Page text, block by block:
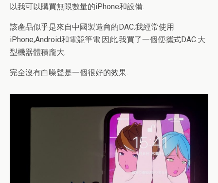
以我可以購買無限數量的iPhone和設備.
該產品似乎是來自中國製造商的DAC.我經常使用
iPhone,Android和電競筆電.因此,我買了一個便攜式DAC.大
型機器體積龐大.
完全沒有白噪聲是一個很好的效果.